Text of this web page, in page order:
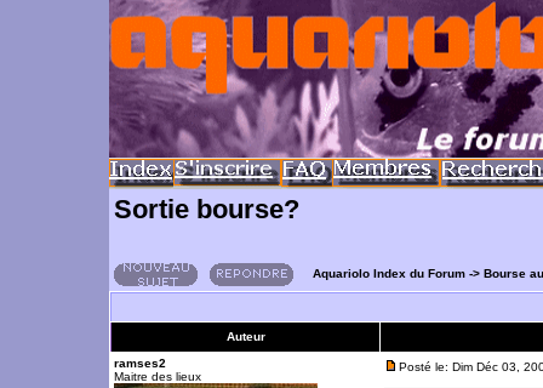
Sortie bourse?
Aquariolo Index du Forum -> Bourse
Auteur
ramses2
Maitre des lieux
Posté le: Dim Déc 03,